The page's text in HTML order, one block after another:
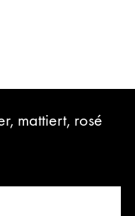
mattiert, rosé